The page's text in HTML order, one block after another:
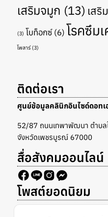
เสริมจมูก (13) เสริ
(3) โบท็อกซ์(6) โรคซึม
โพลาร์(3)
ติดต่อเรา
ศูนย์ข้อมูลคลินิกอินไซด์ดอทเ
52/87 ถนนเทพาพัฒนา ตำบล
จังหวัดเพชรบูรณ์ 67000
สื่อสังคมออนไลน์
โพสต์ยอดนิยม